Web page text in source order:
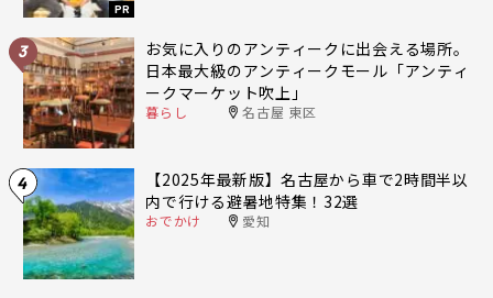
PR
3
お気に入りのアンティークに出会える場所。
日本最大級のアンティークモール「アンティ
ークマーケット吹上」
暮らし 名古屋 東区
4
【2025年最新版】名古屋から車で2時間半以
内で行ける避暑地特集！32選
おでかけ 愛知